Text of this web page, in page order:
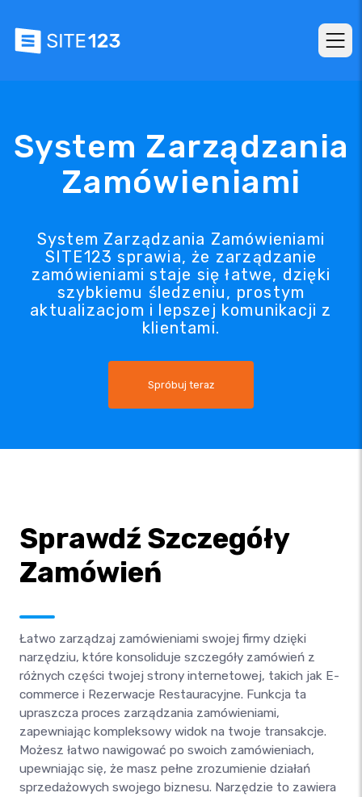
System Zarządzania
Zamówieniami
System Zarządzania Zamówieniami
SITE123 sprawia, że zarządzanie
zamówieniami staje się łatwe, dzięki
szybkiemu śledzeniu, prostym
aktualizacjom i lepszej komunikacji z
klientami.
Spróbuj teraz
Sprawdź Szczegóły
Zamówień
Łatwo zarządzaj zamówieniami swojej firmy dzięki
narzędziu, które konsoliduje szczegóły zamówień z
różnych części twojej strony internetowej, takich jak E-
commerce i Rezerwacje Restauracyjne. Funkcja ta
upraszcza proces zarządzania zamówieniami,
zapewniając kompleksowy widok na twoje transakcje.
Możesz łatwo nawigować po swoich zamówieniach,
upewniając się, że masz pełne zrozumienie działań
sprzedażowych swojego biznesu. Narzędzie to zawiera